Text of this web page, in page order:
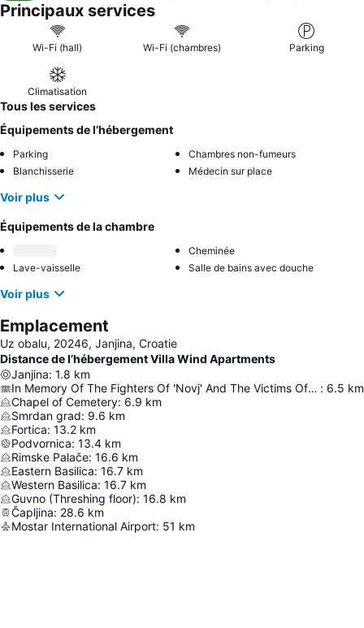
Principaux services
Wi-Fi (hall) Wi-Fi (chambres) Parking
Climatisation
Tous les services
Équipements de l’hébergement
Parking
Chambres non-fumeurs
Blanchisserie
Médecin sur place
Voir plus
Équipements de la chambre
Cheminée
Lave-vaisselle
Salle de bains avec douche
Voir plus
Emplacement
Uz obalu, 20246, Janjina, Croatie
Distance de l’hébergement Villa Wind Apartments
Janjina: 1.8 km
In Memory Of The Fighters Of 'Novj' And The Victims Of Fascism : 6.5 km
Chapel of Cemetery: 6.9 km
Smrdan grad: 9.6 km
Fortica: 13.2 km
Podvornica: 13.4 km
Rimske Palače: 16.6 km
Eastern Basilica: 16.7 km
Western Basilica: 16.7 km
Guvno (Threshing floor): 16.8 km
Čapljina: 28.6 km
Mostar International Airport: 51 km